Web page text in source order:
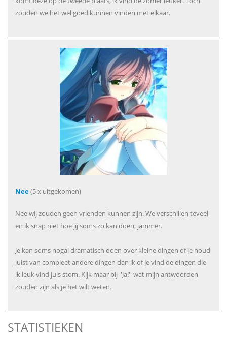
zouden we het wel goed kunnen vinden met elkaar.
Nee(5 x uitgekomen)
Nee wij zouden geen vrienden kunnen zijn. We verschillen teveel
en ik snap niet hoe jij soms zo kan doen, jammer.
Je kan soms nogal dramatisch doen over kleine dingen of je houd
juist van compleet andere dingen dan ik of je vind de dingen die
ik leuk vind juis stom. Kijk maar bij ''Ja!'' wat mijn antwoorden
zouden zijn als je het wilt weten.
STATISTIEKEN